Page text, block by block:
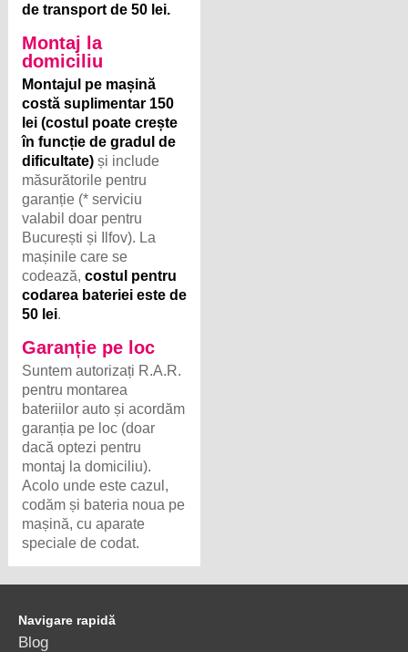
de transport de 50 lei.
Montaj la
domiciliu
Montajul pe mașină
costă suplimentar 150
lei (costul poate crește
în funcție de gradul de
dificultate) și include
măsurătorile pentru
garanție (* serviciu
valabil doar pentru
București și Ilfov). La
mașinile care se
codează,costul pentru
codarea bateriei este de
50 lei.
Garanție pe loc
Suntem autorizați R.A.R.
pentru montarea
bateriilor auto și acordăm
garanția pe loc (doar
dacă optezi pentru
montaj la domiciliu).
Acolo unde este cazul,
codăm și bateria noua pe
mașină, cu aparate
speciale de codat.
Navigare rapidă
Blog